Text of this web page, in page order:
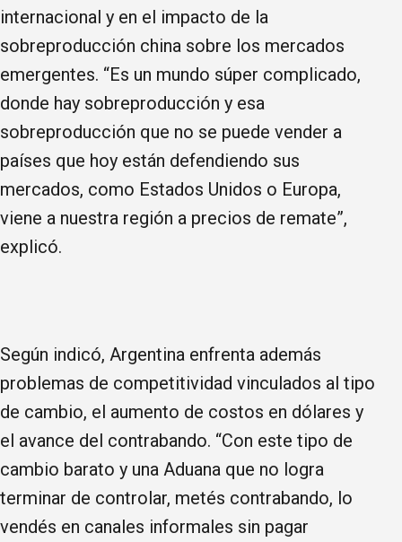
internacional y en el impacto de la
sobreproducción china sobre los mercados
emergentes. “Es un mundo súper complicado,
donde hay sobreproducción y esa
sobreproducción que no se puede vender a
países que hoy están defendiendo sus
mercados, como Estados Unidos o Europa,
viene a nuestra región a precios de remate”,
explicó.
Según indicó, Argentina enfrenta además
problemas de competitividad vinculados al tipo
de cambio, el aumento de costos en dólares y
el avance del contrabando. “Con este tipo de
cambio barato y una Aduana que no logra
terminar de controlar, metés contrabando, lo
vendés en canales informales sin pagar